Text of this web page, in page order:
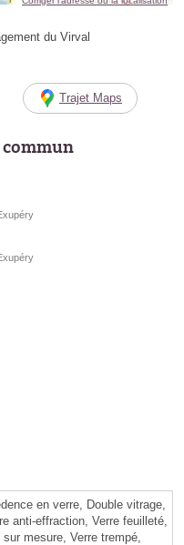
du Virval
Trajet Maps
en verre, Double vitrage,
anti-effraction, Verre feuilleté,
mesure, Verre trempé,